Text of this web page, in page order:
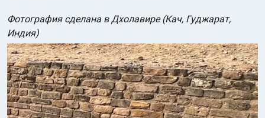
Фотография сделана в Дхолавире (Кач, Гуджарат,
Индия)